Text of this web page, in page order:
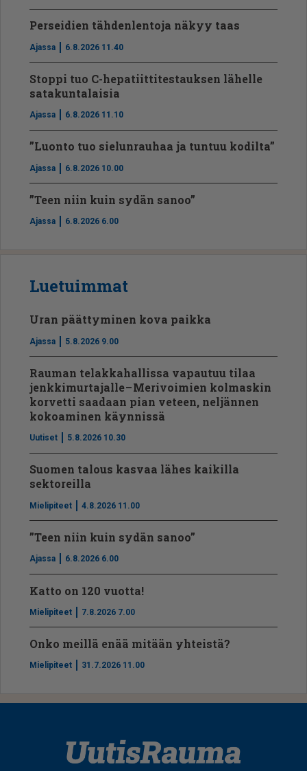
Perseidien tähdenlentoja näkyy taas
Ajassa 6.8.2026 11.40
Stoppi tuo C-hepatiit­ti­tes­tauksen lähelle
satakuntalaisia
Ajassa 6.8.2026 11.10
”Luonto tuo sielunrauhaa ja tuntuu kodilta”
Ajassa 6.8.2026 10.00
”Teen niin kuin sydän sanoo”
Ajassa 6.8.2026 6.00
Luetuimmat
Uran päättyminen kova paikka
Ajassa 5.8.2026 9.00
Rauman telakkahallissa vapautuu tilaa
jenkkimurtajalle – Merivoimien kolmaskin
korvetti saadaan pian veteen, neljännen
kokoaminen käynnissä
Uutiset 5.8.2026 10.30
Suomen talous kasvaa lähes kaikilla
sektoreilla
Mielipiteet 4.8.2026 11.00
”Teen niin kuin sydän sanoo”
Ajassa 6.8.2026 6.00
Katto on 120 vuotta!
Mielipiteet 7.8.2026 7.00
Onko meillä enää mitään yhteistä?
Mielipiteet 31.7.2026 11.00